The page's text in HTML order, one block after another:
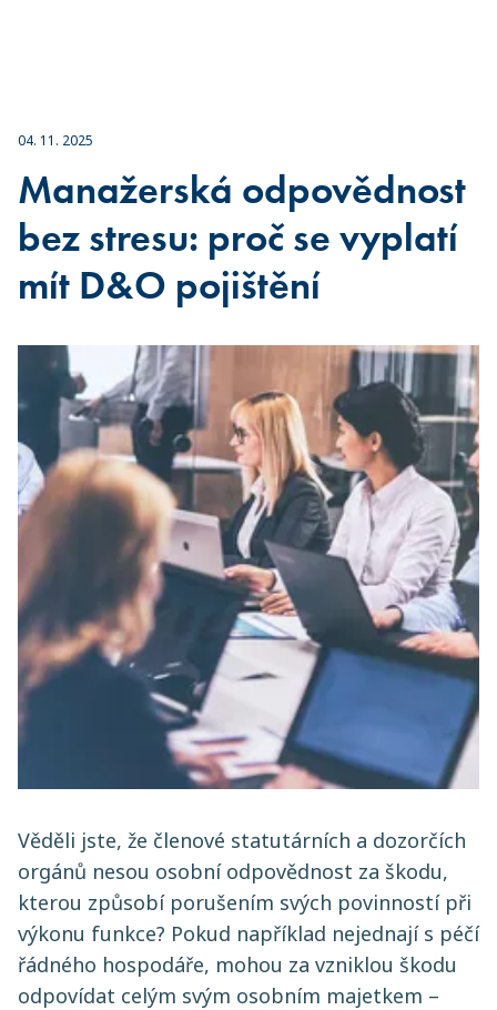
04. 11. 2025
Manažerská odpovědnost
bez stresu: proč se vyplatí
mít D&O pojištění
Věděli jste, že členové statutárních a dozorčích
orgánů nesou osobní odpovědnost za škodu,
kterou způsobí porušením svých povinností při
výkonu funkce? Pokud například nejednají s péčí
řádného hospodáře, mohou za vzniklou škodu
odpovídat celým svým osobním majetkem –